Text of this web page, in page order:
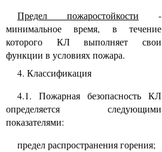
Предел пожаростойкости -
минимальное время, в течение
которого КЛ выполняет свои
функции в условиях пожара.
4. Классификация
4.1. Пожарная безопасность КЛ
определяется следующими
показателями:
предел распространения горения;